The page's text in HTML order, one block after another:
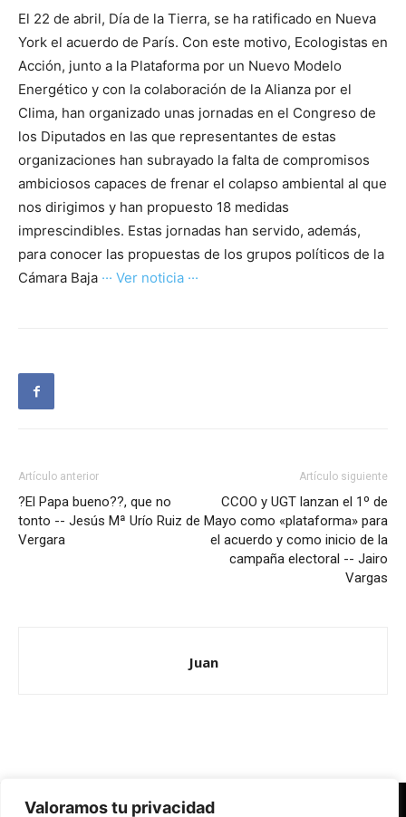
Valoramos tu privacidad
El 22 de abril, Día de la Tierra, se ha ratificado en Nueva
York el acuerdo de París. Con este motivo, Ecologistas en
Acción, junto a la Plataforma por un Nuevo Modelo
Energético y con la colaboración de la Alianza por el
Clima, han organizado unas jornadas en el Congreso de
los Diputados en las que representantes de estas
organizaciones han subrayado la falta de compromisos
ambiciosos capaces de frenar el colapso ambiental al que
nos dirigimos y han propuesto 18 medidas
imprescindibles. Estas jornadas han servido, además,
para conocer las propuestas de los grupos políticos de la
Cámara Baja ··· Ver noticia ···
Artículo anterior
?El Papa bueno??, que no
tonto -- Jesús Mª Urío Ruiz de
Vergara
Artículo siguiente
CCOO y UGT lanzan el 1º de
Mayo como «plataforma» para
el acuerdo y como inicio de la
campaña electoral -- Jairo
Vargas
Juan